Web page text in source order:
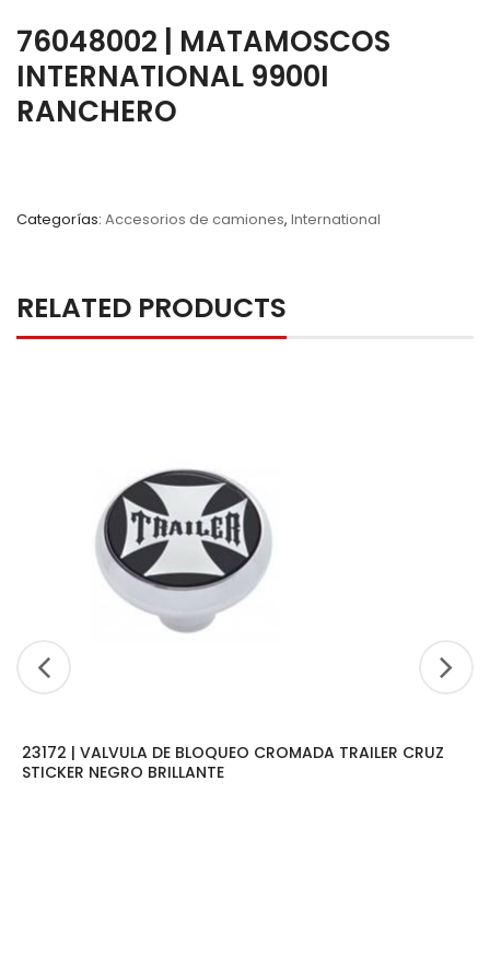
76048002 | MATAMOSCOS
INTERNATIONAL 9900I
RANCHERO
Categorías: Accesorios de camiones, International
RELATED PRODUCTS
23172 | VALVULA DE BLOQUEO CROMADA TRAILER CRUZ
STICKER NEGRO BRILLANTE